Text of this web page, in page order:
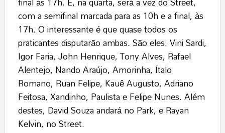
com a semifinal marcada para as 10h e a final, às
17h. O interessante é que quase todos os
praticantes disputarão ambas. São eles: Vini Sardi,
Igor Faria, John Henrique, Tony Alves, Rafael
Alentejo, Nando Araújo, Amorinha, Ítalo
Romano, Ruan Felipe, Kauê Augusto, Adriano
Feitosa, Xandinho, Paulista e Felipe Nunes. Além
destes, David Souza andará no Park, e Rayan
Kelvin, no Street.